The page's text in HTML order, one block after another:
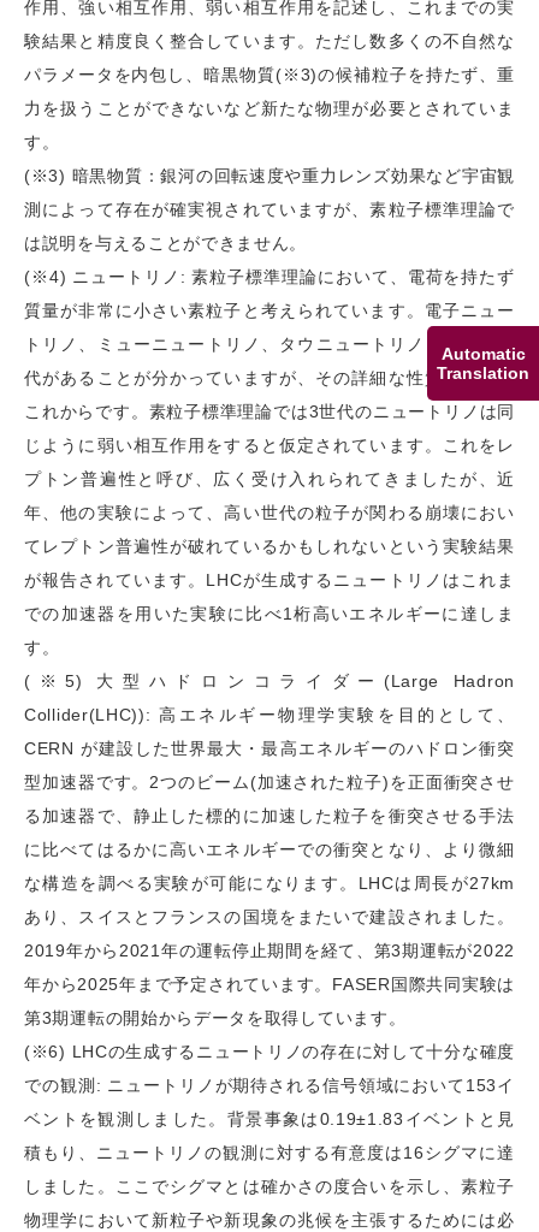
Automatic
Translation
作用、強い相互作用、弱い相互作用を記述し、これまでの実
験結果と精度良く整合しています。ただし数多くの不自然な
パラメータを内包し、暗黒物質(※3)の候補粒子を持たず、重
力を扱うことができないなど新たな物理が必要とされていま
す。
(※3) 暗黒物質：銀河の回転速度や重力レンズ効果など宇宙観
測によって存在が確実視されていますが、素粒子標準理論で
は説明を与えることができません。
(※4) ニュートリノ: 素粒子標準理論において、電荷を持たず
質量が非常に小さい素粒子と考えられています。電子ニュー
トリノ、ミューニュートリノ、タウニュートリノという 3世
代があることが分かっていますが、その詳細な性質の解明は
これからです。素粒子標準理論では3世代のニュートリノは同
じように弱い相互作用をすると仮定されています。これをレ
プトン普遍性と呼び、広く受け入れられてきましたが、近
年、他の実験によって、高い世代の粒子が関わる崩壊におい
てレプトン普遍性が破れているかもしれないという実験結果
が報告されています。LHCが生成するニュートリノはこれま
での加速器を用いた実験に比べ1桁高いエネルギーに達しま
す。
(※5) 大型ハドロンコライダー(Large Hadron
Collider(LHC)): 高エネルギー物理学実験を目的として、
CERN が建設した世界最大・最高エネルギーのハドロン衝突
型加速器です。2つのビーム(加速された粒子)を正面衝突させ
る加速器で、静止した標的に加速した粒子を衝突させる手法
に比べてはるかに高いエネルギーでの衝突となり、より微細
な構造を調べる実験が可能になります。LHCは周長が27km
あり、スイスとフランスの国境をまたいで建設されました。
2019年から2021年の運転停止期間を経て、第3期運転が2022
年から2025年まで予定されています。FASER国際共同実験は
第3期運転の開始からデータを取得しています。
(※6) LHCの生成するニュートリノの存在に対して十分な確度
での観測: ニュートリノが期待される信号領域において153イ
ベントを観測しました。背景事象は0.19±1.83イベントと見
積もり、ニュートリノの観測に対する有意度は16シグマに達
しました。ここでシグマとは確かさの度合いを示し、素粒子
物理学において新粒子や新現象の兆候を主張するためには必